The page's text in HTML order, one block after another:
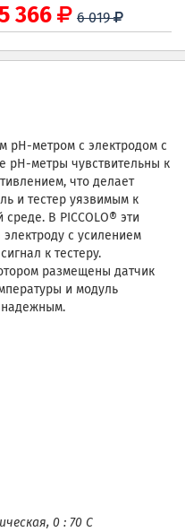
366 6 019
рН-метром с электродом с
рН-метры чувствительны к
что делает
и тестер уязвимым к
В PICCOLO® эти
с усилением
к тестеру.
размещены датчик
и модуль
надежным.
0 : 70 C